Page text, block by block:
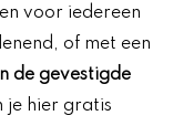
voor iedereen
of met een
de gevestigde
je hier gratis